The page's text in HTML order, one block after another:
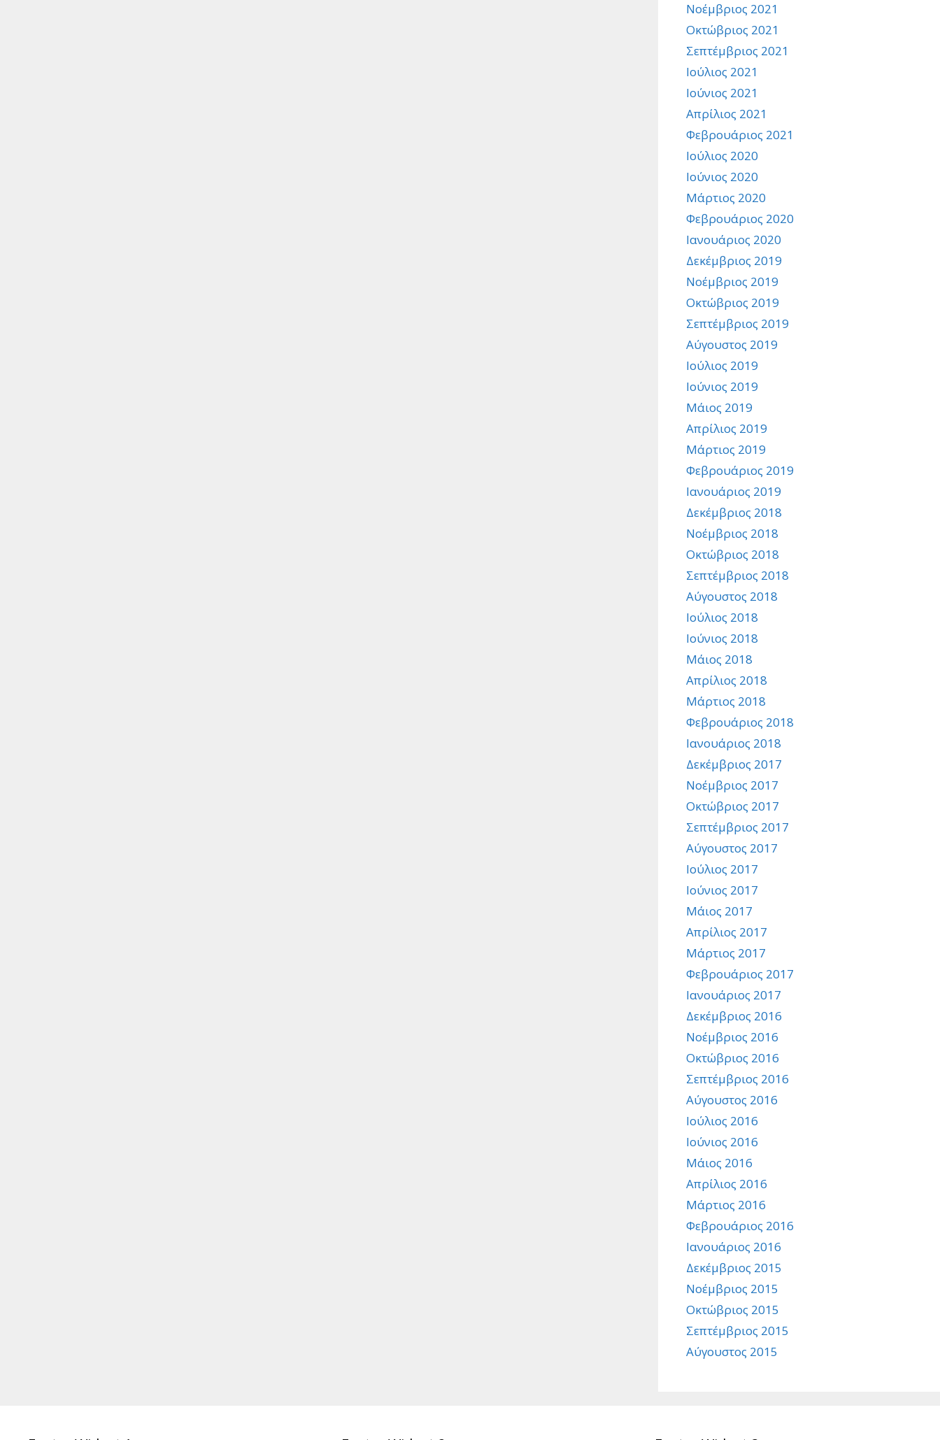
Νοέμβριος 2021
Οκτώβριος 2021
Σεπτέμβριος 2021
Ιούλιος 2021
Ιούνιος 2021
Απρίλιος 2021
Φεβρουάριος 2021
Ιούλιος 2020
Ιούνιος 2020
Μάρτιος 2020
Φεβρουάριος 2020
Ιανουάριος 2020
Δεκέμβριος 2019
Νοέμβριος 2019
Οκτώβριος 2019
Σεπτέμβριος 2019
Αύγουστος 2019
Ιούλιος 2019
Ιούνιος 2019
Μάιος 2019
Απρίλιος 2019
Μάρτιος 2019
Φεβρουάριος 2019
Ιανουάριος 2019
Δεκέμβριος 2018
Νοέμβριος 2018
Οκτώβριος 2018
Σεπτέμβριος 2018
Αύγουστος 2018
Ιούλιος 2018
Ιούνιος 2018
Μάιος 2018
Απρίλιος 2018
Μάρτιος 2018
Φεβρουάριος 2018
Ιανουάριος 2018
Δεκέμβριος 2017
Νοέμβριος 2017
Οκτώβριος 2017
Σεπτέμβριος 2017
Αύγουστος 2017
Ιούλιος 2017
Ιούνιος 2017
Μάιος 2017
Απρίλιος 2017
Μάρτιος 2017
Φεβρουάριος 2017
Ιανουάριος 2017
Δεκέμβριος 2016
Νοέμβριος 2016
Οκτώβριος 2016
Σεπτέμβριος 2016
Αύγουστος 2016
Ιούλιος 2016
Ιούνιος 2016
Μάιος 2016
Απρίλιος 2016
Μάρτιος 2016
Φεβρουάριος 2016
Ιανουάριος 2016
Δεκέμβριος 2015
Νοέμβριος 2015
Οκτώβριος 2015
Σεπτέμβριος 2015
Αύγουστος 2015